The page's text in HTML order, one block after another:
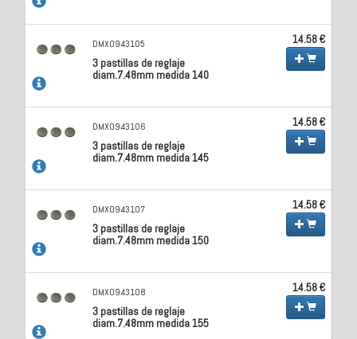
DMX0943105
3 pastillas de reglaje
diam.7.48mm medida 140
14.58 €
DMX0943106
3 pastillas de reglaje
diam.7.48mm medida 145
14.58 €
DMX0943107
3 pastillas de reglaje
diam.7.48mm medida 150
14.58 €
DMX0943108
3 pastillas de reglaje
diam.7.48mm medida 155
14.58 €